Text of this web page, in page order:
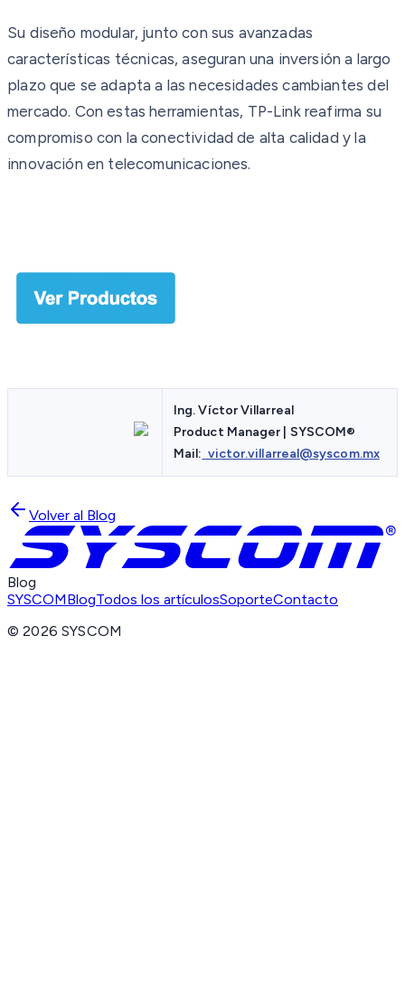
Su diseño modular, junto con sus avanzadas
características técnicas, aseguran una inversión a largo
plazo que se adapta a las necesidades cambiantes del
mercado. Con estas herramientas, TP-Link reafirma su
compromiso con la conectividad de alta calidad y la
innovación en telecomunicaciones.
Ing. Víctor Villarreal
Product Manager | SYSCOM®
Mail: victor.villarreal@syscom.mx
Volver al Blog
Blog
SYSCOMBlogTodos los artículosSoporteContacto
©2026 SYSCOM